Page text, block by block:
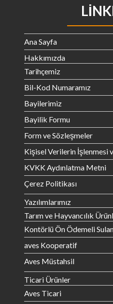
Ana Sayfa
Hakkımızda
Tarihçemiz
Bil-Kod Numaramız
Bayilerimiz
Bayilik Formu
Form ve Sözleşmeler
Kişisel Verilerin İşlenmesi
KVKK Aydınlatma Metni
Çerez Politikası
Yazılımlarımız
Tarım ve Hayvancılık
Kontörlü Ön Ödemeli
aves Kooperatif
Aves Müstahsil
Ticari Ürünler
Aves Ticari